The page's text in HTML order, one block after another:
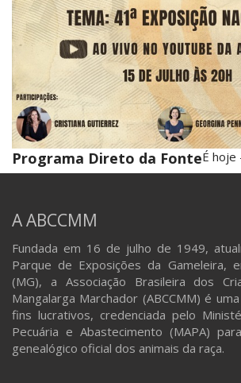
Programa Direto da FonteÉ hoje
A ABCCMM
Fundada em 16 de julho de 1949,
Parque de Exposições da Gameleira,
(MG), a Associação Brasileira dos
Mangalarga Marchador (ABCCMM) é
fins lucrativos, credenciada pelo
Pecuária e Abastecimento (MAPA)
genealógico oficial dos animais da raça.